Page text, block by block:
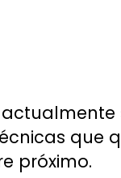
que
próximo.